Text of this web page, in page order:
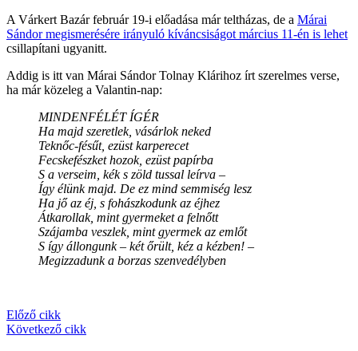
A Várkert Bazár február 19-i előadása már teltházas, de a Márai
Sándor megismerésére irányuló kíváncsiságot március 11-én is lehet
csillapítani ugyanitt.
Addig is itt van Márai Sándor Tolnay Klárihoz írt szerelmes verse,
ha már közeleg a Valantin-nap:
MINDENFÉLÉT ÍGÉR
Ha majd szeretlek, vásárlok neked
Teknőc-fésűt, ezüst karperecet
Fecskefészket hozok, ezüst papírba
S a verseim, kék s zöld tussal leírva –
Így élünk majd. De ez mind semmiség lesz
Ha jő az éj, s fohászkodunk az éjhez
Átkarollak, mint gyermeket a felnőtt
Szájamba veszlek, mint gyermek az emlőt
S így állongunk – két őrült, kéz a kézben! –
Megizzadunk a borzas szenvedélyben
Előző cikk
Következő cikk